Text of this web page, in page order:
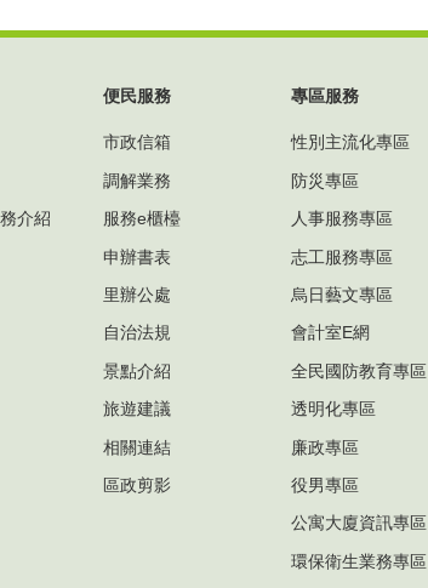
介紹
便民服務
市政信箱
調解業務
服務e櫃檯
申辦書表
里辦公處
自治法規
景點介紹
旅遊建議
相關連結
區政剪影
專區服務
性別主流化專區
防災專區
人事服務專區
志工服務專區
烏日藝文專區
會計室E網
全民國防教育專區
透明化專區
廉政專區
役男專區
公寓大廈資訊專區
環保衛生業務專區